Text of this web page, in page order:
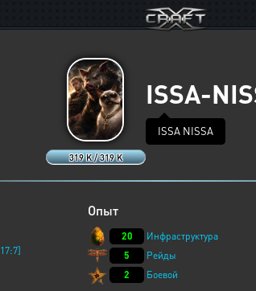
319 K / 319 K
ISSA-
ISSA NISSA
Опыт
20
Инфраструктура
5
Рейды
2
Боевой